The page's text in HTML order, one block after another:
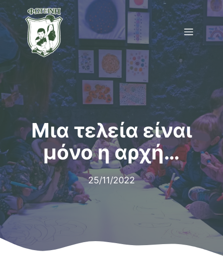
Μετάβαση
σε
περιεχόμενο
Menu
Μια τελεία είναι
μόνο η αρχή…
25/11/2022